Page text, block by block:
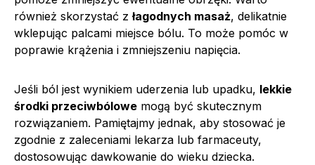
również skorzystać złagodnych masaż, delikatnie
wklepując palcami miejsce bólu. To może pomóc w
poprawie krążenia i zmniejszeniu napięcia.
Jeśli ból jest wynikiem uderzenia lub upadku, lekkie
środki przeciwbólowe mogą być skutecznym
rozwiązaniem. Pamiętajmy jednak, aby stosować je
zgodnie z zaleceniami lekarza lub farmaceuty,
dostosowując dawkowanie do wieku dziecka.